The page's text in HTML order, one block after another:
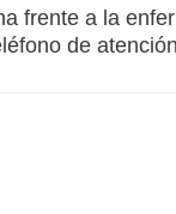
frente a la
de